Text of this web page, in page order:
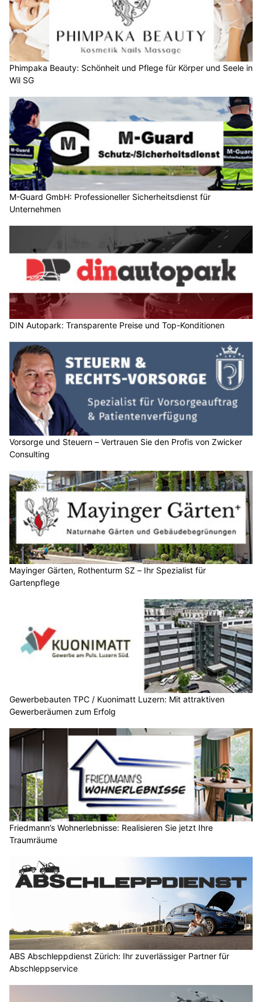
Phimpaka Beauty: Schönheit und Pflege für Körper und Seele in
Wil SG
M-Guard GmbH: Professioneller Sicherheitsdienst für
Unternehmen
DIN Autopark: Transparente Preise und Top-Konditionen
Vorsorge und Steuern – Vertrauen Sie den Profis von Zwicker
Consulting
Mayinger Gärten, Rothenturm SZ – Ihr Spezialist für
Gartenpflege
Gewerbebauten TPC / Kuonimatt Luzern: Mit attraktiven
Gewerberäumen zum Erfolg
Friedmann’s Wohnerlebnisse: Realisieren Sie jetzt Ihre
Traumräume
ABS Abschleppdienst Zürich: Ihr zuverlässiger Partner für
Abschleppservice